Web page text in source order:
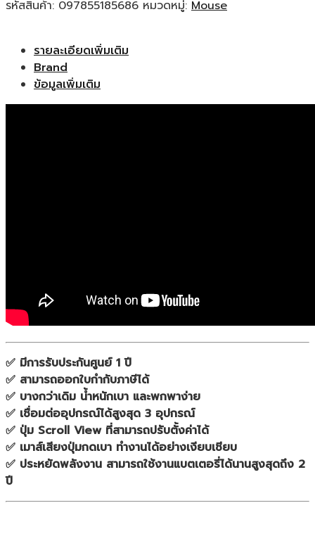
รหัสสินค้า: 097855185686 หมวดหมู่: Mouse
รายละเอียดเพิ่มเติม
Brand
ข้อมูลเพิ่มเติม
✅ มีการรับประกันศูนย์ 1 ปี
✅ สามารถออกใบกำกับภาษีได้
✅ บางกว่าเดิม น้ำหนักเบา และพกพาง่าย
✅ เชื่อมต่ออุปกรณ์ได้สูงสุด 3 อุปกรณ์
✅ ปุ่ม Scroll View ที่สามารถปรับตั้งค่าได้
✅ เมาส์เสียงปุ่มกดเบา ทำงานได้อย่างเงียบเชียบ
✅ ประหยัดพลังงาน สามารถใช้งานแบตเตอรี่ได้นานสูงสุดถึง 2
ปี